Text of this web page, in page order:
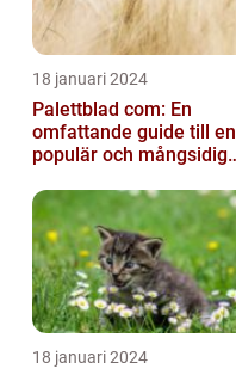
18 januari 2024
Palettblad com: En
omfattande guide till en
populär och mångsidig
18 januari 2024